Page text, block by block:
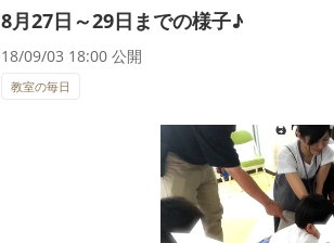
8月27日～29日までの様子♪
18/09/03 18:00 公開
教室の毎日